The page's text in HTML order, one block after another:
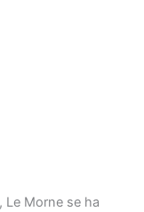
Le Morne se ha